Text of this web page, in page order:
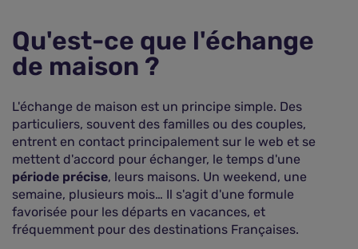
Qu'est-ce que l'échange
de maison ?
L'échange de maison est un principe simple. Des
particuliers, souvent des familles ou des couples,
entrent en contact principalement sur le web et se
mettent d'accord pour échanger, le temps d'une
période précise, leurs maisons. Un weekend, une
semaine, plusieurs mois… Il s'agit d'une formule
favorisée pour les départs en vacances, et
fréquemment pour des destinations Françaises.